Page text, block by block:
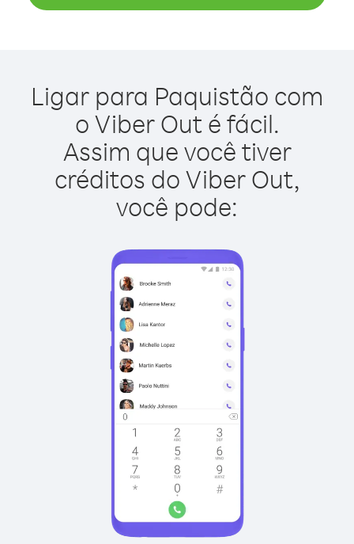
Ligar para Paquistão com
o Viber Out é fácil.
Assim que você tiver
créditos do Viber Out,
você pode: